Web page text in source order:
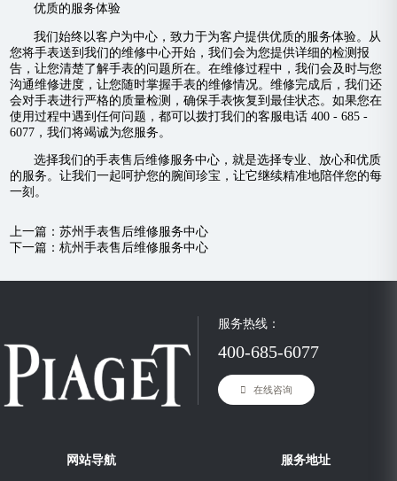
优质的服务体验
我们始终以客户为中心，致力于为客户提供优质的服务体验。从
您将手表送到我们的维修中心开始，我们会为您提供详细的检测报
告，让您清楚了解手表的问题所在。在维修过程中，我们会及时与您
沟通维修进度，让您随时掌握手表的维修情况。维修完成后，我们还
会对手表进行严格的质量检测，确保手表恢复到最佳状态。如果您在
使用过程中遇到任何问题，都可以拨打我们的客服电话 400 - 685 -
6077，我们将竭诚为您服务。
选择我们的手表售后维修服务中心，就是选择专业、放心和优质
的服务。让我们一起呵护您的腕间珍宝，让它继续精准地陪伴您的每
一刻。
上一篇：苏州手表售后维修服务中心
下一篇：杭州手表售后维修服务中心
服务热线：
400-685-6077
在线咨询
网站导航 服务地址